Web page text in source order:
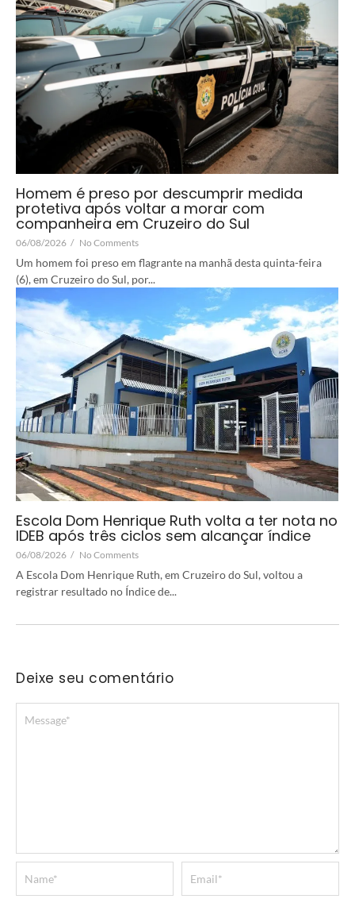
Homem é preso por descumprir medida
protetiva após voltar a morar com
companheira em Cruzeiro do Sul
06/08/2026 / No Comments
Um homem foi preso em flagrante na manhã desta quinta-feira
(6), em Cruzeiro do Sul, por...
Escola Dom Henrique Ruth volta a ter nota no
IDEB após três ciclos sem alcançar índice
06/08/2026 / No Comments
A Escola Dom Henrique Ruth, em Cruzeiro do Sul, voltou a
registrar resultado no Índice de...
Deixe seu comentário